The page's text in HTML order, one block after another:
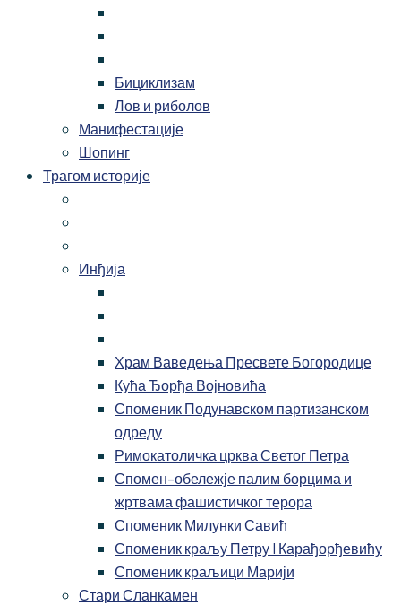
Бициклизам
Лов и риболов
Манифестације
Шопинг
Трагом историје
Инђија
Храм Ваведења Пресвете Богородице
Кућа Ђорђа Војновића
Споменик Подунавском партизанском
одреду
Римокатоличка црква Светог Петра
Спомен-обележје палим борцима и
жртвама фашистичког терора
Споменик Милунки Савић
Споменик краљу Петру I Карађорђевићу
Споменик краљици Марији
Стари Сланкамен